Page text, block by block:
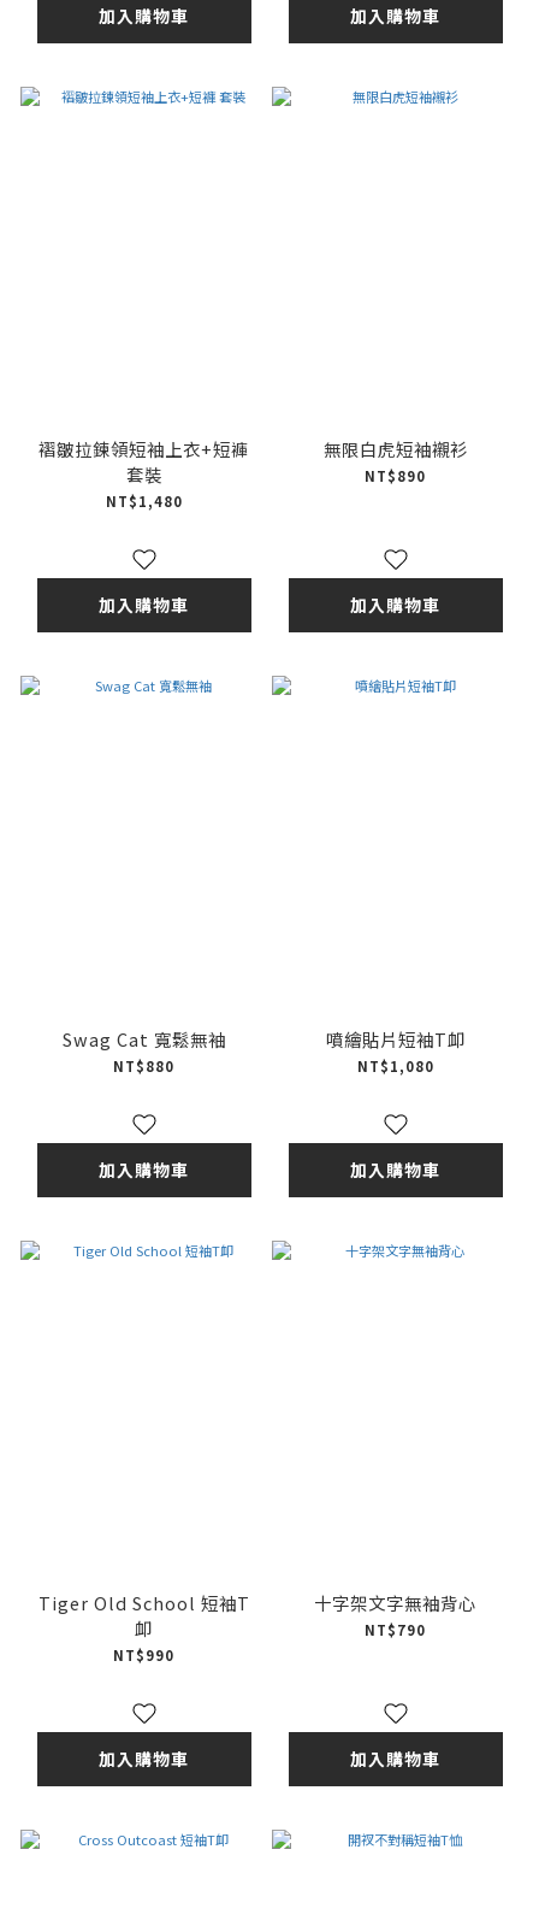
加入購物車 加入購物車
褶皺拉鍊領短袖上衣+短褲
套裝
NT$1,480
加入購物車
無限白虎短袖襯衫
NT$890
加入購物車
Swag Cat 寬鬆無袖
NT$880
加入購物車
噴繪貼片短袖T卹
NT$1,080
加入購物車
Tiger Old School 短袖T
卹
NT$990
加入購物車
十字架文字無袖背心
NT$790
加入購物車